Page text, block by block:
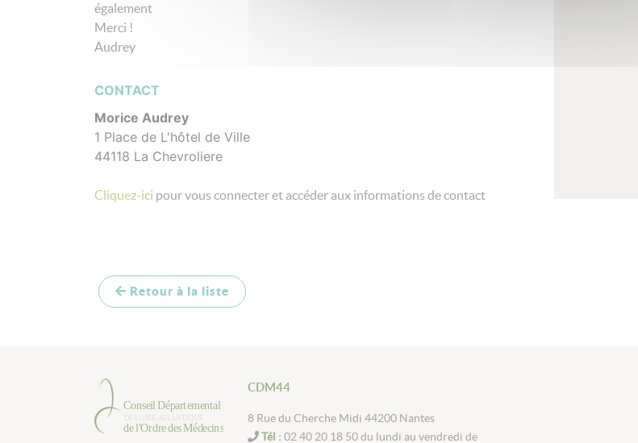
également
Merci !
Audrey
CONTACT
Morice Audrey
1 Place de L'hôtel de Ville
44118 La Chevroliere
Cliquez-ici pour vous connecter et accéder aux informations de contact
Retour à la liste
CDM44
8 Rue du Cherche Midi 44200 Nantes
Tél : 02 40 20 18 50 du lundi au vendredi de